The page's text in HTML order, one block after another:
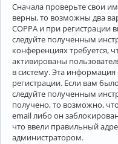
Сначала проверьте свои
верны, то возможны два
COPPA и при регистрации
следуйте полученным
конференциях требуется,
активированы
в систему. Эта
регистрации. Если вам
следуйте полученным
получено, то возможно,
email либо он
что ввели правильный
администратором.